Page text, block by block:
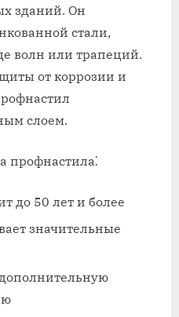
зданий. Он
стали,
волн или трапеций.
от коррозии и
слоем.
профнастила⁚
до 50 лет и более
значительные